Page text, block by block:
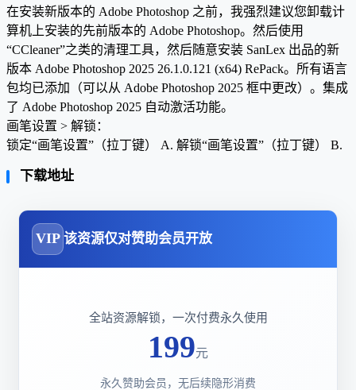
在安装新版本的 Adob​​e Photoshop 之前，我强烈建议您卸载计
算机上安装的先前版本的 Adob​​e Photoshop。然后使用
“CCleaner”之类的清理工具，然后随意安装 SanLex 出品的新
版本 Adob​​e Photoshop 2025 26.1.0.121 (x64) RePack。所有语言
包均已添加（可以从 Adob​​e Photoshop 2025 框中更改）。集成
了 Adob​​e Photoshop 2025 自动激活功能。
画笔设置 > 解锁：
锁定“画笔设置”（拉丁键） A. 解锁“画笔设置”（拉丁键） B.
下载地址
VIP 该资源仅对赞助会员开放
全站资源解锁，一次付费永久使用
199元
永久赞助会员，无后续隐形消费